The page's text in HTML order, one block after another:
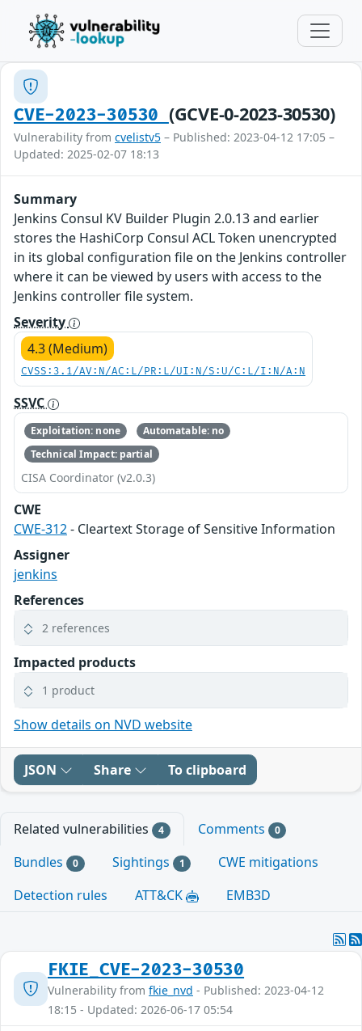
CVE-2023-30530 (GCVE-0-2023-30530)
Vulnerability from cvelistv5 – Published: 2023-04-12 17:05 –
Updated: 2025-02-07 18:13
Summary
Jenkins Consul KV Builder Plugin 2.0.13 and earlier
stores the HashiCorp Consul ACL Token unencrypted
in its global configuration file on the Jenkins controller
where it can be viewed by users with access to the
Jenkins controller file system.
Severity
4.3 (Medium)
CVSS:3.1/AV:N/AC:L/PR:L/UI:N/S:U/C:L/I:N/A:N
SSVC
Exploitation: none
Automatable: no
Technical Impact: partial
CISA Coordinator (v2.0.3)
CWE
CWE-312- Cleartext Storage of Sensitive Information
Assigner
jenkins
References
2 references
Impacted products
1 product
Show details on NVD website
JSON Share To clipboard
Related vulnerabilities 4 Comments 0
Bundles 0 Sightings 1
CWE mitigations
Detection rules
ATT&CK EMB3D
FKIE_CVE-2023-30530
Vulnerability from fkie_nvd - Published: 2023-04-12
18:15 - Updated: 2026-06-17 05:54